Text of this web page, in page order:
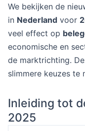
We bekijken de
in Nederland voor
veel effect op
economische en
de marktrichting.
slimmere keuzes te
Inleiding tot
2025